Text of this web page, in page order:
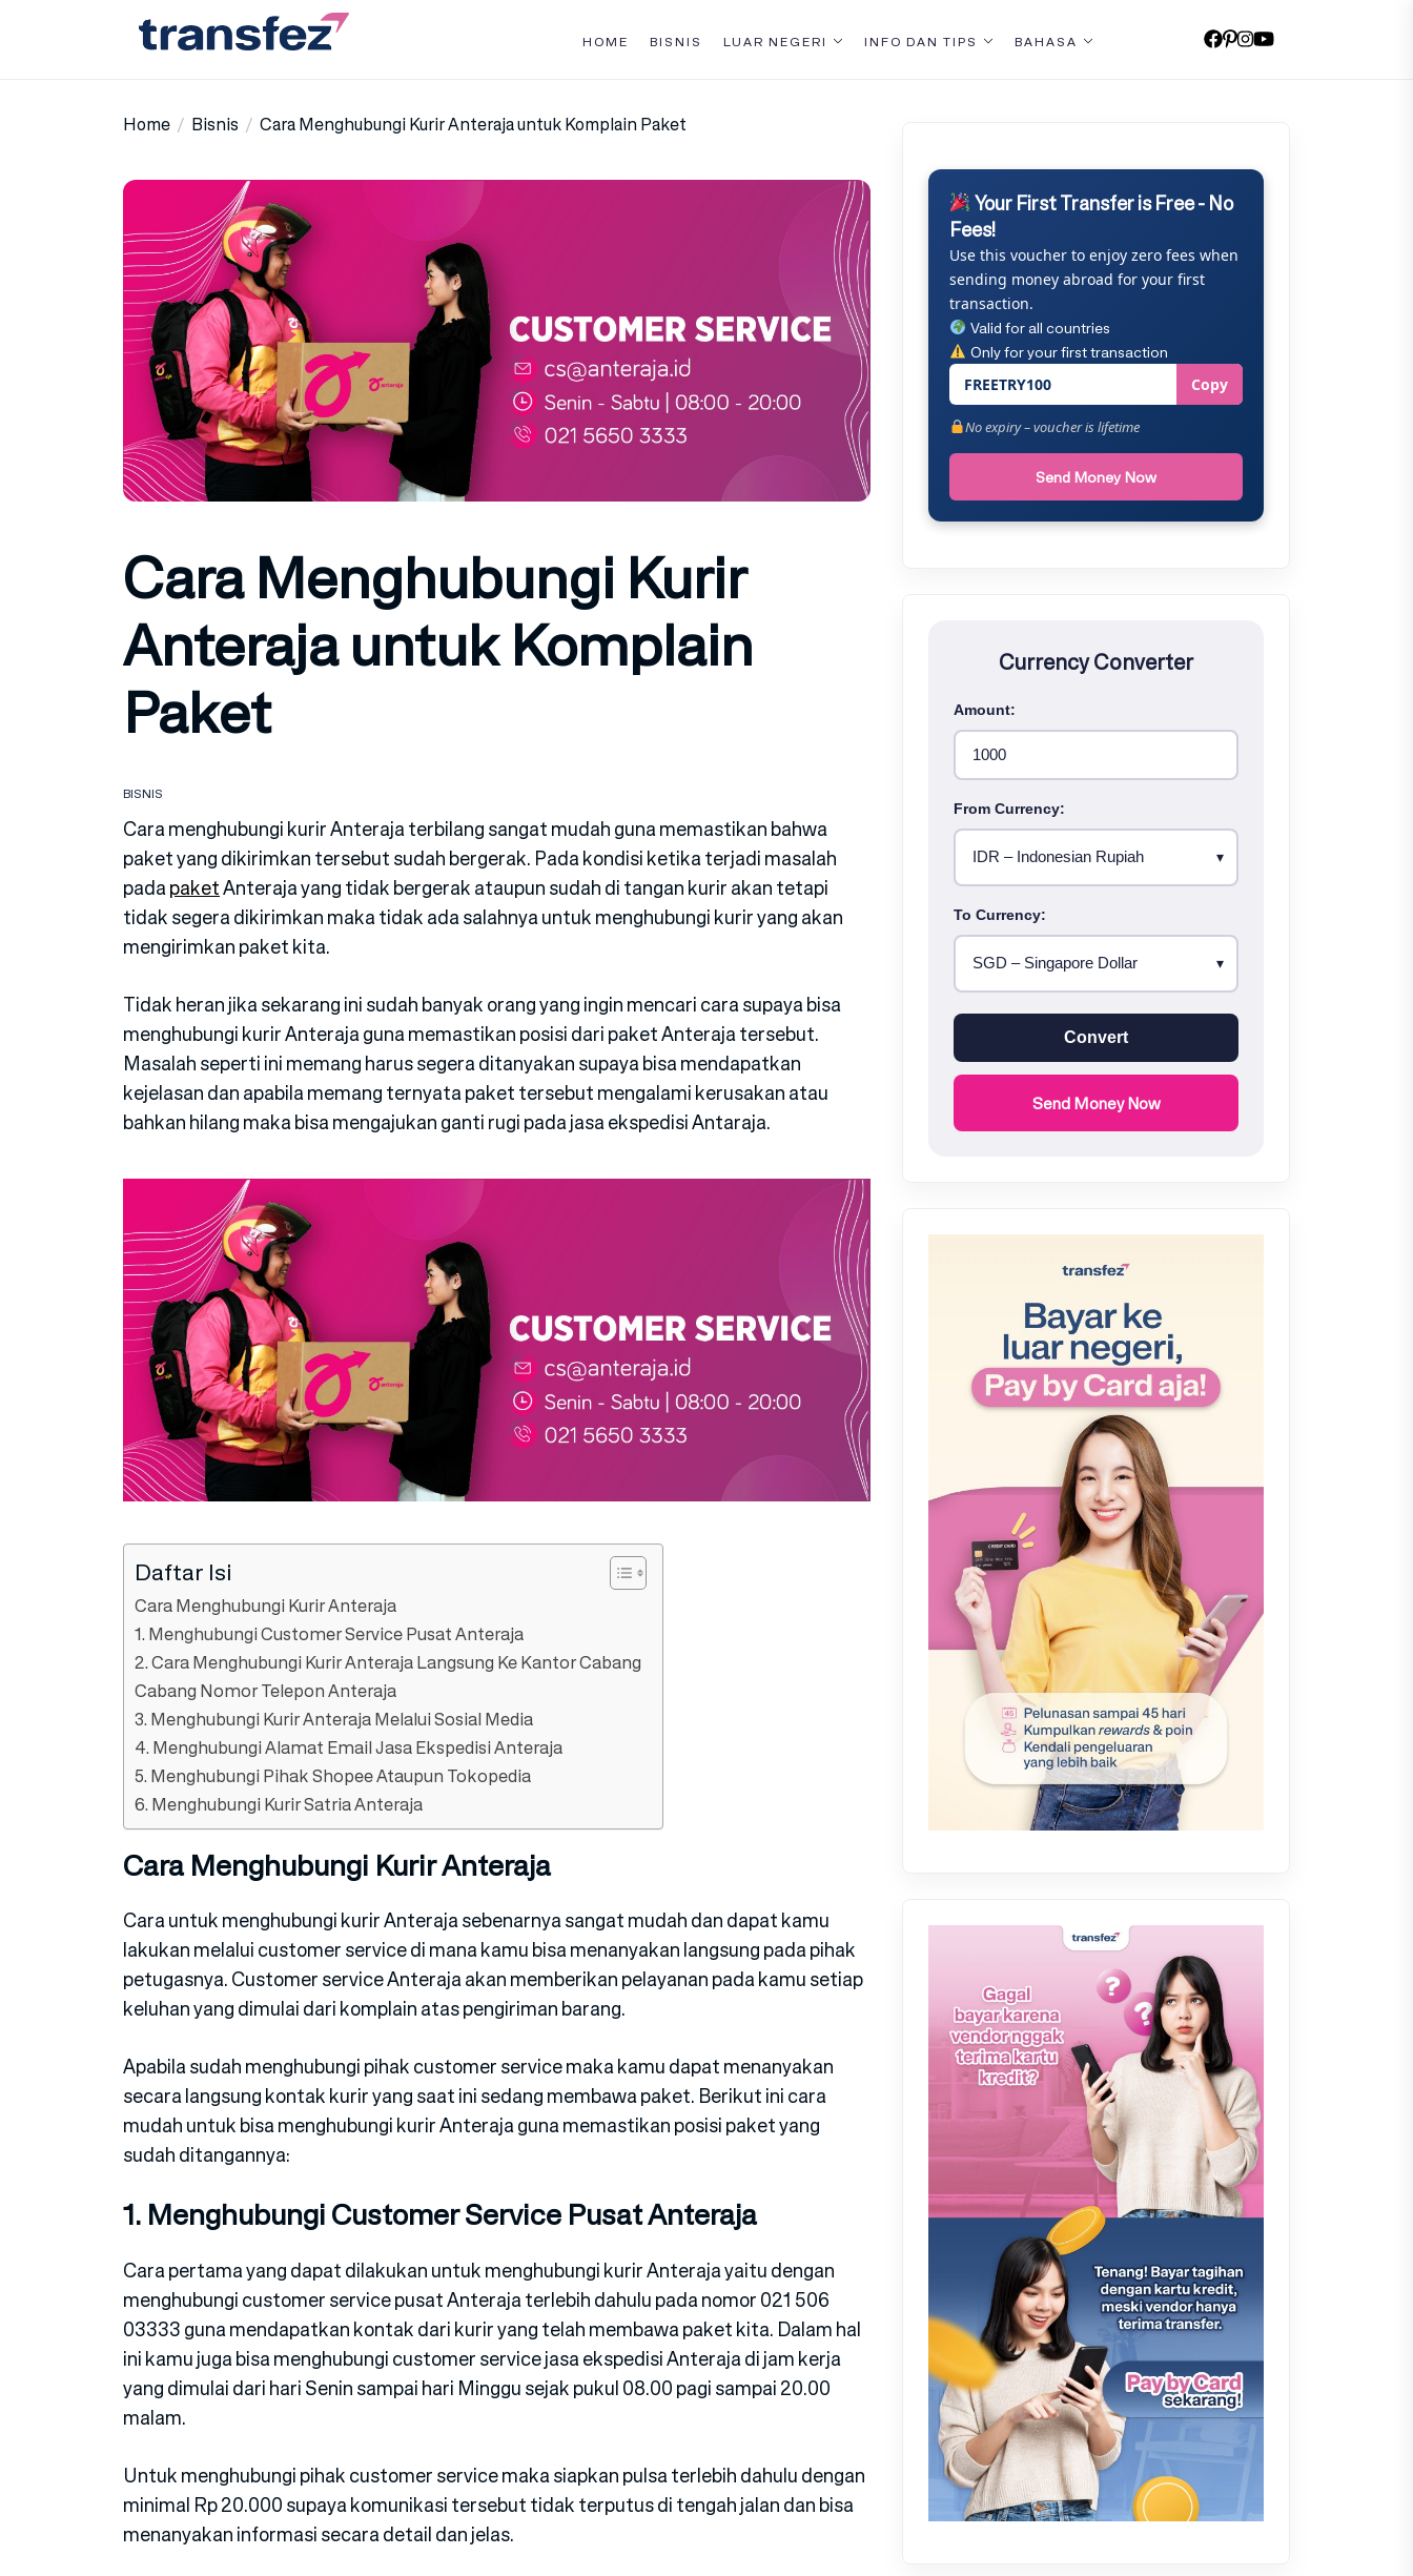
HOME BISNIS LUAR NEGERI INFO DAN TIPS BAHASA
Home Bisnis Cara Menghubungi Kurir Anteraja untuk Komplain Paket
Cara Menghubungi Kurir
Anteraja untuk Komplain
Paket
BISNIS
Cara menghubungi kurir Anteraja terbilang sangat mudah guna memastikan bahwa
paket yang dikirimkan tersebut sudah bergerak. Pada kondisi ketika terjadi masalah
padapaketAnteraja yang tidak bergerak ataupun sudah di tangan kurir akan tetapi
tidak segera dikirimkan maka tidak ada salahnya untuk menghubungi kurir yang akan
mengirimkan paket kita.
Tidak heran jika sekarang ini sudah banyak orang yang ingin mencari cara supaya bisa
menghubungi kurir Anteraja guna memastikan posisi dari paket Anteraja tersebut.
Masalah seperti ini memang harus segera ditanyakan supaya bisa mendapatkan
kejelasan dan apabila memang ternyata paket tersebut mengalami kerusakan atau
bahkan hilang maka bisa mengajukan ganti rugi pada jasa ekspedisi Antaraja.
Daftar Isi
Cara Menghubungi Kurir Anteraja
1. Menghubungi Customer Service Pusat Anteraja
2. Cara Menghubungi Kurir Anteraja Langsung Ke Kantor Cabang
Cabang Nomor Telepon Anteraja
3. Menghubungi Kurir Anteraja Melalui Sosial Media
4. Menghubungi Alamat Email Jasa Ekspedisi Anteraja
5. Menghubungi Pihak Shopee Ataupun Tokopedia
6. Menghubungi Kurir Satria Anteraja
Cara Menghubungi Kurir Anteraja
Cara untuk menghubungi kurir Anteraja sebenarnya sangat mudah dan dapat kamu
lakukan melalui customer service di mana kamu bisa menanyakan langsung pada pihak
petugasnya. Customer service Anteraja akan memberikan pelayanan pada kamu setiap
keluhan yang dimulai dari komplain atas pengiriman barang.
Apabila sudah menghubungi pihak customer service maka kamu dapat menanyakan
secara langsung kontak kurir yang saat ini sedang membawa paket. Berikut ini cara
mudah untuk bisa menghubungi kurir Anteraja guna memastikan posisi paket yang
sudah ditangannya:
1. Menghubungi Customer Service Pusat Anteraja
Cara pertama yang dapat dilakukan untuk menghubungi kurir Anteraja yaitu dengan
menghubungi customer service pusat Anteraja terlebih dahulu pada nomor 021 506
03333 guna mendapatkan kontak dari kurir yang telah membawa paket kita. Dalam hal
ini kamu juga bisa menghubungi customer service jasa ekspedisi Anteraja di jam kerja
yang dimulai dari hari Senin sampai hari Minggu sejak pukul 08.00 pagi sampai 20.00
malam.
Untuk menghubungi pihak customer service maka siapkan pulsa terlebih dahulu dengan
minimal Rp 20.000 supaya komunikasi tersebut tidak terputus di tengah jalan dan bisa
menanyakan informasi secara detail dan jelas.
Your First Transfer is Free - No
Fees!
Use this voucher to enjoy zero fees when
sending money abroad for your first
transaction.
Valid for all countries
Only for your first transaction
FREETRY100 Copy
No expiry – voucher is lifetime
Send Money Now
Currency Converter
Amount:
From Currency:
To Currency:
Convert
Send Money Now